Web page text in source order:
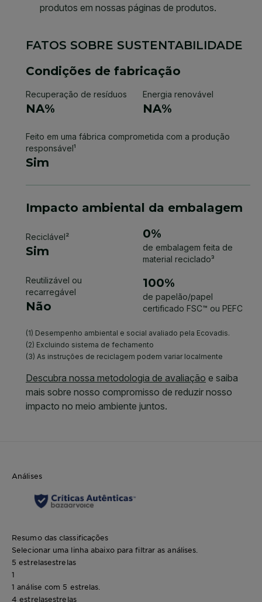
Análises
Resumo das classificações
Selecionar uma linha abaixo para filtrar as análises.
5 estrelasestrelas
1
1 análise com 5 estrelas.
4 estrelasestrelas